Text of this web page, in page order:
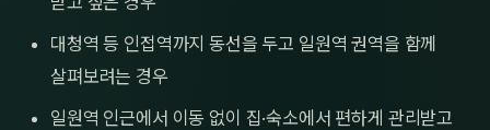
대청역 등 인접역까지 동선을 두고 일원역 권역을 함께
살펴보려는 경우
일원역 인근에서 이동 없이 집·숙소에서 편하게 관리받고